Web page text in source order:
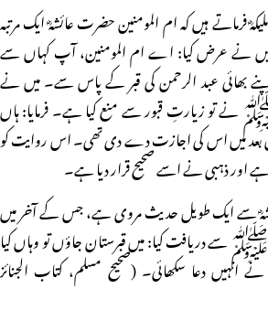
فرماتے ہیں کہ ام المومنین حضرت عائشہؓ ایک مرتبہ
نے عرض کیا: اے ام المومنین، آپ کہاں سے
بھائی عبد الرحمن کی قبر کے پاس سے۔ میں نے
تو زیارتِ قبور سے منع کیا ہے۔ فرمایا: ہاں
بعد میں اس کی اجازت دے دی تھی۔ اس روایت کو
اور ذہبی نے اسے صحیح قرار دیا ہے۔
سے ایک طویل حدیث مروی ہے، جس کے آخر میں
سے دریافت کیا: میں قبرستان جاؤں تو وہاں کیا
دعا سکھائی۔ (صحیح مسلم، کتاب الجنائز